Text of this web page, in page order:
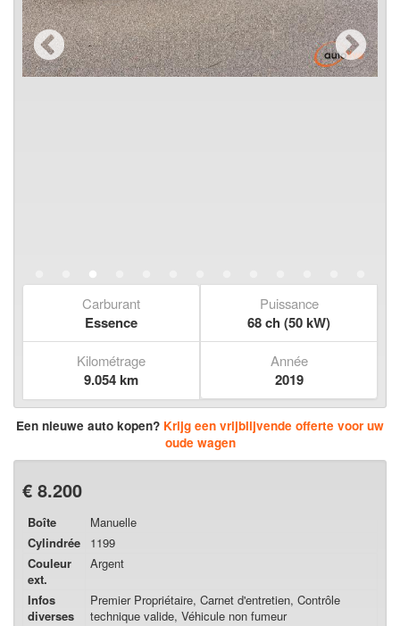
Carburant
Essence
Puissance
68 ch (50 kW)
Kilométrage
9.054 km
Année
2019
Een nieuwe auto kopen? Krijg een vrijblijvende offerte voor uw
oude wagen
€ 8.200
Boîte
Manuelle
Cylindrée
1199
Couleur
ext.
Argent
Infos
diverses
Premier Propriétaire, Carnet d'entretien, Contrôle
technique valide, Véhicule non fumeur